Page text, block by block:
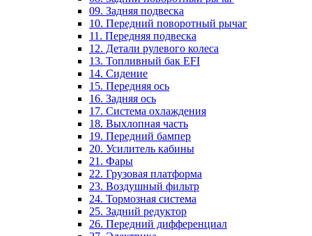
09. Задняя подвеска
10. Передний поворотный рычаг
11. Передняя подвеска
12. Детали рулевого колеса
13. Топливный бак EFI
14. Сидение
15. Передняя ось
16. Задняя ось
17. Система охлаждения
18. Выхлопная часть
19. Передний бампер
20. Усилитель кабины
21. Фары
22. Грузовая платформа
23. Воздушный фильтр
24. Тормозная система
25. Задний редуктор
26. Передний дифференциал